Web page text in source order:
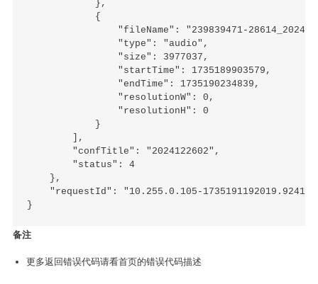
            },
            {
"fileName": "239839471-
                "type": "audio",
                "size": 3977037,
                "startTime": 1735189903579,
                "endTime": 1735190234839,
                "resolutionW": 0,
                "resolutionH": 0
            }
        ],
        "confTitle": "2024122602",
        "status": 4
    },
"requestId": "10.255.0.105-
备注
更多返回错误代码请看首页的错误代码描述